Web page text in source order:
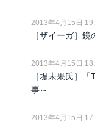
2013年4月15日
［ザイーガ］
2013年4月15日
［堤未果氏］
事～
2013年4月15日